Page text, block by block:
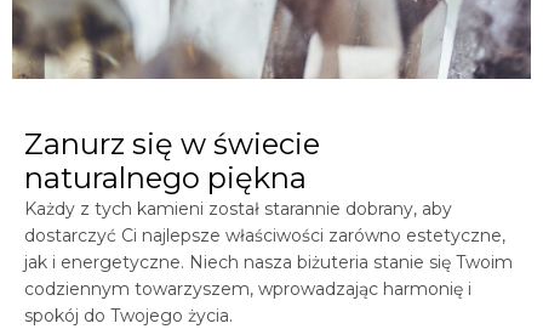
Zanurz się w świecie
naturalnego piękna
Każdy z tych kamieni został starannie dobrany, aby
dostarczyć Ci najlepsze właściwości zarówno estetyczne,
jak i energetyczne. Niech nasza biżuteria stanie się Twoim
codziennym towarzyszem, wprowadzając harmonię i
spokój do Twojego życia.